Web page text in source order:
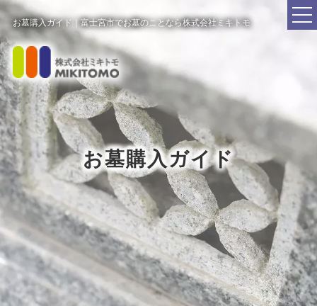
お墓購入ガイド｜富士宮市でお墓のことなら株式会社ミキトモ
お墓購入ガイド